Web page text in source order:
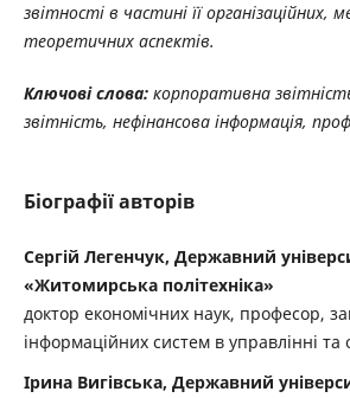
звітності в частині її організаційних,
теоретичних аспектів.
Ключові слова: корпоративна
звітність, нефінансова інформація,
Біографії авторів
Сергій Легенчук, Державний
«Житомирська політехніка»
доктор економічних наук, професор,
інформаційних систем в управлінні та
Ірина Вигівська, Державний